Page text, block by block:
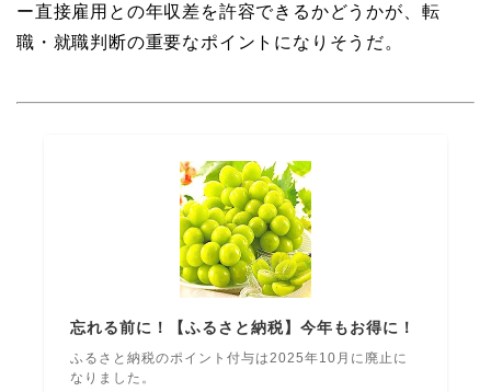
ー直接雇用との年収差を許容できるかどうかが、転
職・就職判断の重要なポイントになりそうだ。
忘れる前に！【ふるさと納税】今年もお得に！
ふるさと納税のポイント付与は2025年10月に廃止に
なりました。